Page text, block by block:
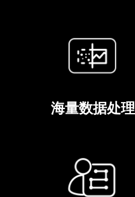
海量数据处理